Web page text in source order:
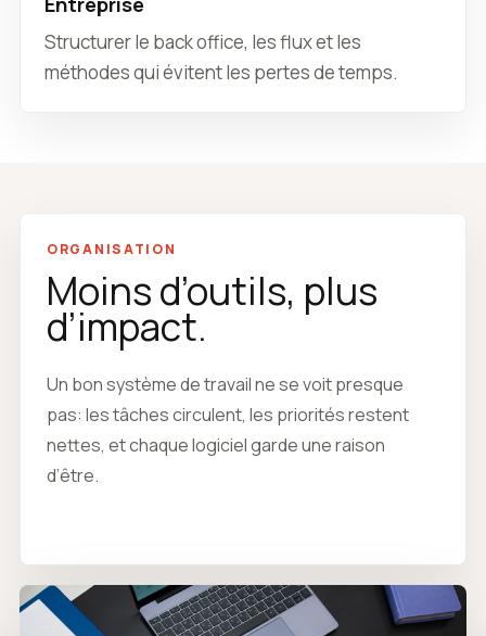
Structurer le back office, les flux et les
méthodes qui évitent les pertes de temps.
ORGANISATION
Moins d’outils, plus
d’impact.
Un bon système de travail ne se voit presque
pas: les tâches circulent, les priorités restent
nettes, et chaque logiciel garde une raison
d’être.